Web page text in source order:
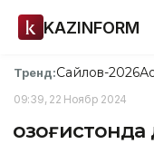
KAZINFORM
Тренд:Сайлов-2026
09:39, 22 Ноябр 2024